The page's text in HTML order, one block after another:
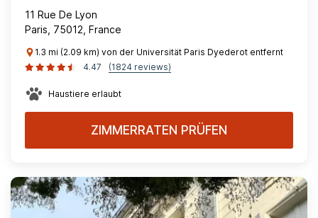
11 Rue De Lyon
Paris, 75012, France
1.3 mi (2.09 km) von der Universität Paris Dyederot entfernt
4.47
(1824 reviews)
Haustiere erlaubt
ZIMMERRATEN PRÜFEN